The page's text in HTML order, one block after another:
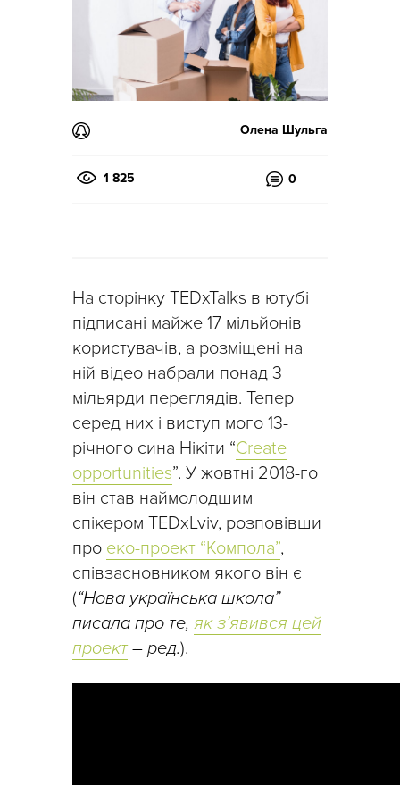
Олена Шульга
1 825 0
На сторінку TEDxTalks в ютубі
підписані майже 17 мільйонів
користувачів, а розміщені на
ній відео набрали понад 3
мільярди переглядів. Тепер
серед них і виступ мого 13-
річного сина Нікіти “Create
opportunities”. У жовтні 2018-го
він став наймолодшим
спікером TEDxLviv, розповівши
про еко-проект “Компола”,
співзасновником якого він є
(“Нова українська школа”
писала про те, як з’явився цей
проект– ред.).